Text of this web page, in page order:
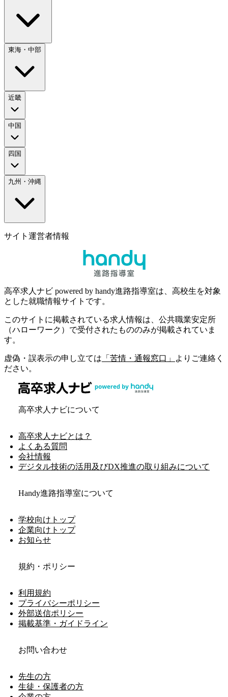
東海・中部
近畿
中国
四国
九州・沖縄
サイト運営者情報
高卒求人ナビ powered by handy進路指導室は、高校生を対象
とした就職情報サイトです。
このサイトに掲載されている求人情報は、公共職業安定所
（ハローワーク）で受付されたもののみが掲載されていま
す。
虚偽・誤表示の申し立ては 「苦情・通報窓口」
よりご連絡く
ださい。
高卒求人ナビについて
高卒求人ナビとは？
よくある質問
会社情報
デジタル技術の活用及びDX推進の取り組みについて
Handy進路指導室について
学校向けトップ
企業向けトップ
お知らせ
規約・ポリシー
利用規約
プライバシーポリシー
外部送信ポリシー
掲載基準・ガイドライン
お問い合わせ
先生の方
生徒・保護者の方